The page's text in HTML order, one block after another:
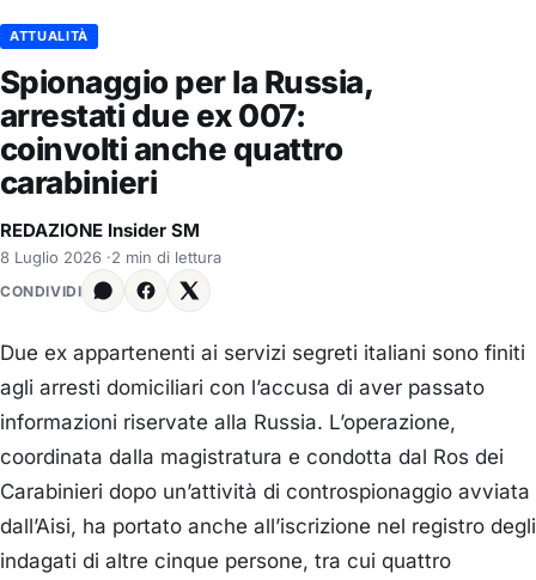
ATTUALITÀ
Spionaggio per la Russia,
arrestati due ex 007:
coinvolti anche quattro
carabinieri
REDAZIONE Insider SM
8 Luglio 2026 ·2 min di lettura
CONDIVIDI
Due ex appartenenti ai servizi segreti italiani sono finiti
agli arresti domiciliari con l’accusa di aver passato
informazioni riservate alla Russia. L’operazione,
coordinata dalla magistratura e condotta dal Ros dei
Carabinieri dopo un’attività di controspionaggio avviata
dall’Aisi, ha portato anche all’iscrizione nel registro degli
indagati di altre cinque persone, tra cui quattro